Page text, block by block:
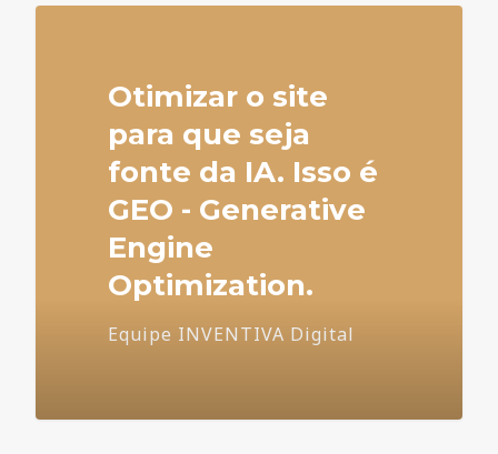
Otimizar o site
para que seja
fonte da IA. Isso é
GEO - Generative
Engine
Optimization.
Equipe INVENTIVA Digital